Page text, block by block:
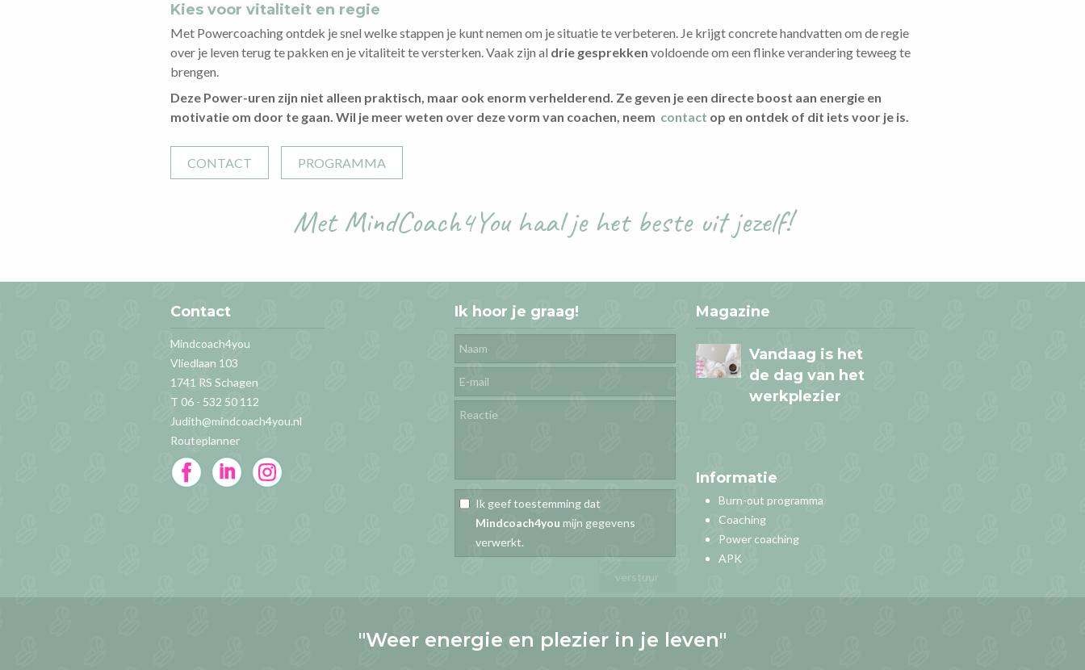
Kies voor vitaliteit en regie
Met Powercoaching ontdek je snel welke stappen je kunt nemen om je situatie te verbeteren. Je krijgt concrete handvatten om de regie
over je leven terug te pakken en je vitaliteit te versterken. Vaak zijn al drie gesprekken voldoende om een flinke verandering teweeg te
brengen.
Deze Power-uren zijn niet alleen praktisch, maar ook enorm verhelderend. Ze geven je een directe boost aan energie en
motivatie om door te gaan. Wil je meer weten over deze vorm van coachen, neem contact op en ontdek of dit iets voor je is.
CONTACT PROGRAMMA
Met MindCoach4You haal je het beste uit jezelf!
Contact
Mindcoach4you
Vliedlaan 103
1741 RS Schagen
T 06 - 532 50 112
Judith@mindcoach4you.nl
Routeplanner
Ik hoor je graag!
Ik geef toestemming dat
Mindcoach4you mijn gegevens
verwerkt.
Magazine
Je zegt Ja en
Vandaag is het
de dag van het
werkplezier
Denk niet aan
roze olifantjes!
En…. waar denk je nu aan?
Informatie
Burn-out programma
Coaching
Power coaching
APK
"Weer energie en plezier in je leven"